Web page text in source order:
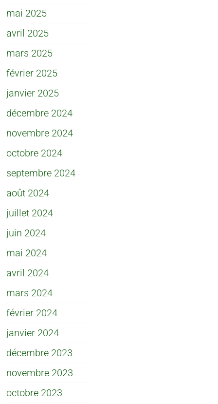
mai 2025
avril 2025
mars 2025
février 2025
janvier 2025
décembre 2024
novembre 2024
octobre 2024
septembre 2024
août 2024
juillet 2024
juin 2024
mai 2024
avril 2024
mars 2024
février 2024
janvier 2024
décembre 2023
novembre 2023
octobre 2023